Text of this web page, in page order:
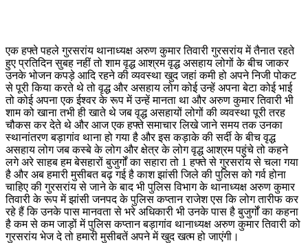
एक हफ्ते पहले गुरसरांय थानाध्यक्ष अरुण कुमार तिवारी गुरसरांय में तैनात रहते
हुए प्रतिदिन सुबह नहीं तो शाम वृद्ध आश्रम वृद्ध असहाय लोगों के बीच जाकर
उनके भोजन कपड़े आदि रहने की व्यवस्था खुद जहां कमी हो अपने निजी पोकट
से पूरी किया करते थे तो वृद्ध और असहाय लोग कोई उन्हें अपना बेटा कोई भाई
तो कोई अपना एक ईश्वर के रूप में उन्हें मानता था और अरुण कुमार तिवारी भी
शाम को खाना तभी ही खाते थे जब वृद्ध असहायों लोगों की व्यवस्था पूरी तरह
चौकस कर देते थे और आज एक हफ्ते समाचार लिखे जाने समय तक उनका
स्थानांतरण बड़ागांव थाना हो गया है और इस कड़ाके की सर्दी के बीच वृद्ध
असहाय लोग जब कस्बे के लोग और क्षेत्र के लोग वृद्ध आश्रम पहुंचे तो कहने
लगे अरे साहब हम बेसहारों बुजुर्गों का सहारा तो 1 हफ्ते से गुरसरांय से चला गया
है और अब हमारी मुसीबत बढ़ गई है काश झांसी जिले की पुलिस को गर्व होना
चाहिए की गुरसरांय से जाने के बाद भी पुलिस विभाग के थानाध्यक्ष अरुण कुमार
तिवारी के रूप में झांसी जनपद के पुलिस कप्तान राजेश एस कि लोग तारीफ कर
रहे हैं कि उनके पास मानवता से भरे अधिकारी भी उनके पास है बुजुर्गों का कहना
है कम से कम जाड़ों में पुलिस कप्तान बड़ागांव थानाध्यक्ष अरुण कुमार तिवारी को
गुरसरांय भेज दे तो हमारी मुसीबतें अपने में खुद खत्म हो जाएंगी।